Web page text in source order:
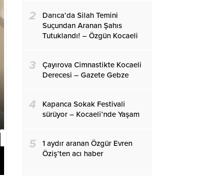
2
Darıca’da Silah Temini
Suçundan Aranan Şahıs
Tutuklandı! – Özgün Kocaeli
3
Çayırova Cimnastikte Kocaeli
Derecesi – Gazete Gebze
4
Kapanca Sokak Festivali
sürüyor – Kocaeli’nde Yaşam
5
1 aydır aranan Özgür Evren
Öziş’ten acı haber